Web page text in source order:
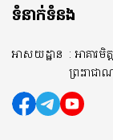
ទំនាក់ទំនង
អាសយដ្ឋាន : អាគារ
ព្រះរាជា